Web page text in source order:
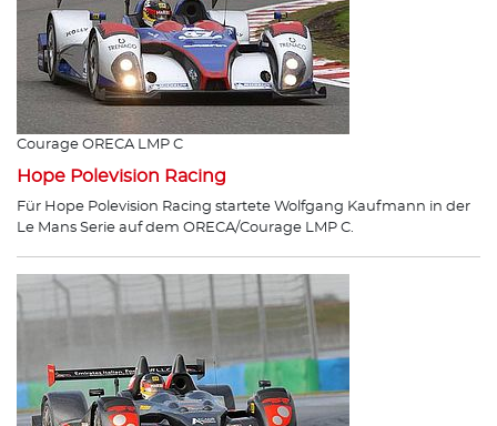
Courage ORECA LMP C
Hope Polevision Racing
Für Hope Polevision Racing startete Wolfgang Kaufmann in der
Le Mans Serie auf dem ORECA/Courage LMP C.